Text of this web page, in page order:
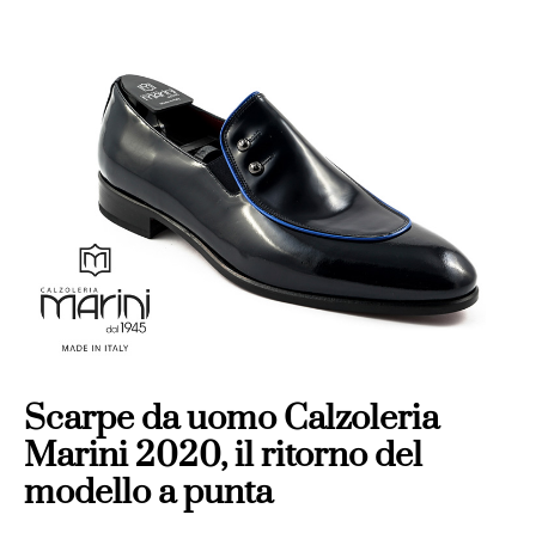
Scarpe da uomo Calzoleria
Marini 2020, il ritorno del
modello a punta